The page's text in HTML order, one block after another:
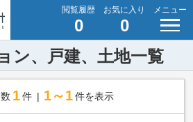
閲覧履歴
0
お気に入り
0
メニュー
ン、戸建、土地一覧
1 件 1～1 件を表示